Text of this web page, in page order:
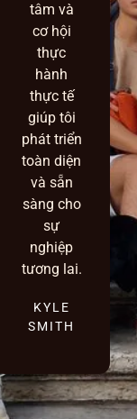
tâm và
cơ hội
thực
hành
thực tế
giúp tôi
phát triển
toàn diện
và sẵn
sàng cho
sự
nghiệp
tương lai.
KYLE
SMITH